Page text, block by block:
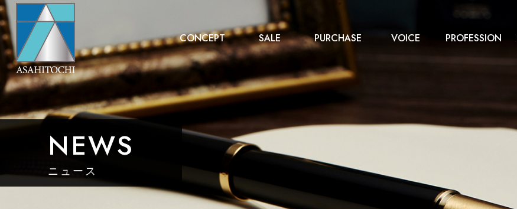
CONCEPT SALE PURCHASE VOICE PROFESSION
NEWS
ニュース